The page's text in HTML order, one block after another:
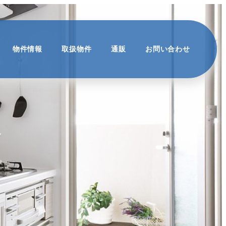
物件情報 取扱物件 通販 お問い合わせ